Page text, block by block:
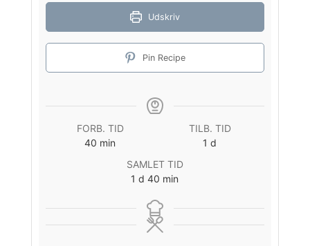
Udskriv
Pin Recipe
FORB. TID
40 minutter
min
TILB. TID
1 dag
d
SAMLET TID
1 dag
d 40 minutter
min